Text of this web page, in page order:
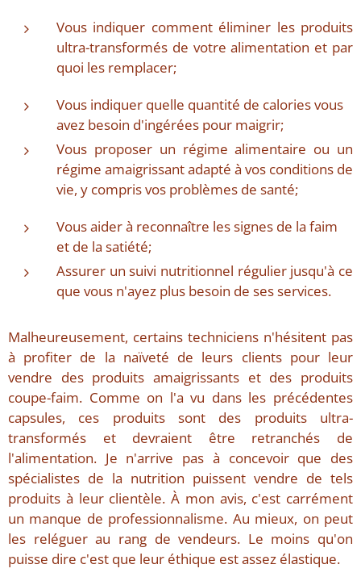
Vous indiquer comment éliminer les produits
ultra-transformés de votre alimentation et par
quoi les remplacer;
Vous indiquer quelle quantité de calories vous
avez besoin d'ingérées pour maigrir;
Vous proposer un régime alimentaire ou un
régime amaigrissant adapté à vos conditions de
vie, y compris vos problèmes de santé;
Vous aider à reconnaître les signes de la faim
et de la satiété;
Assurer un suivi nutritionnel régulier jusqu'à ce
que vous n'ayez plus besoin de ses services.
Malheureusement, certains techniciens n'hésitent pas
à profiter de la naïveté de leurs clients pour leur
vendre des produits amaigrissants et des produits
coupe-faim. Comme on l'a vu dans les précédentes
capsules, ces produits sont des produits ultra-
transformés et devraient être retranchés de
l'alimentation. Je n'arrive pas à concevoir que des
spécialistes de la nutrition puissent vendre de tels
produits à leur clientèle. À mon avis, c'est carrément
un manque de professionnalisme. Au mieux, on peut
les reléguer au rang de vendeurs. Le moins qu'on
puisse dire c'est que leur éthique est assez élastique.